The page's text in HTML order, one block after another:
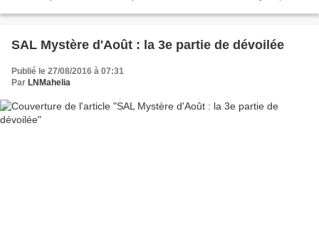
SAL Mystère d'Août : la 3e partie de dévoilée
Publié le 27/08/2016 à 07:31
Par LNMahelia